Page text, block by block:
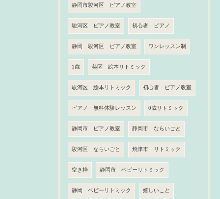
静岡市駿河区 ピアノ教室
駿河区 ピアノ教室 初心者 ピアノ
静岡 駿河区 ピアノ教室 ワンレッスン制
1歳 葵区 絵本リトミック
駿河区 絵本リトミック 初心者 ピアノ教室
ピアノ 無料体験レッスン 0歳リトミック
静岡市 ピアノ教室 静岡市 ならいごと
駿河区 ならいごと 焼津市 リトミック
空き枠 静岡市 ベビーリトミック
静岡 ベビーリトミック 嬉しいこと